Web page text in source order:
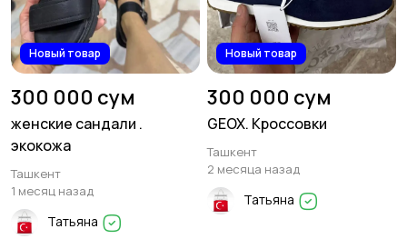
Новый товар
300 000 сум
женские сандали .
экокожа
Ташкент
1 месяц назад
Татьяна
Новый товар
300 000 сум
GEOX. Кроссовки
Ташкент
2 месяца назад
Татьяна